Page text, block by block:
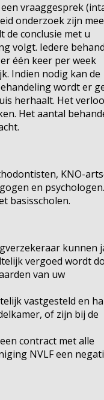
vraaggesprek
onderzoek zijn
de conclusie met u
volgt. Iedere
één keer per week
Indien nodig kan de
wordt er
herhaalt. Het
Het aantal
KNO-
en
basisscholen.
kunnen
vergoed wordt
van uw
vastgesteld en
of zijn bij de
contract met alle
NVLF een